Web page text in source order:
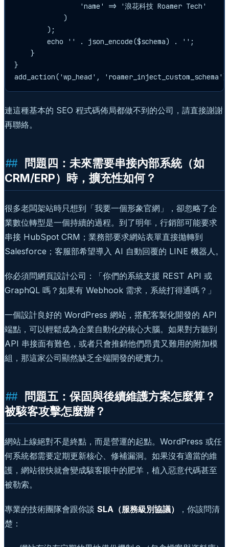
                'name' => '浪花科技 Roamer Tech'
            )
        );
        echo '' . json_encode($schema) . '';
    }
}
連這種基本的 SEO 程式碼佈局都做不到的公司，請直接謝謝
再聯絡。
問題四：未來需要串接內部系統（如
CRM/ERP）時，擴充性如何？
很多老闆架站時只想到「我要一個形象官網」，卻忽略了企
業數位轉型是一個持續的過程。到了明年，行銷部可能要求
串接 HubSpot CRM；業務部要求網站表單直接拋轉到
Salesforce；客服部希望導入 AI 自動回覆的 LINE 機器人。
你必須問網頁設計公司：「你們的系統支援 REST API 或
GraphQL 嗎？如果有 Webhook 需求，系統打得通嗎？」
一個設計良好的 WordPress 網站，搭配客製化開發的 API
端點，可以輕鬆成為企業自動化的核心大腦。如果對方聽到
API 串接面有難色，或者只會推銷他們昂貴又難用的附加模
組，那這家公司顯然缺乏全端開發的硬實力。
問題五：保固與後續維護方案怎麼算？
被駭客攻擊怎麼辦？
網站上線絕對不是終點，而是營運的起點。WordPress 或任
何系統都需要定期更新核心、修補漏洞。如果沒有適當的維
護，網站很快就會變成駭客眼中的肥羊，植入惡意代碼甚至
被勒索。
專業的技術團隊會跟你談 SLA（服務級別協議）
，你該問清
楚：